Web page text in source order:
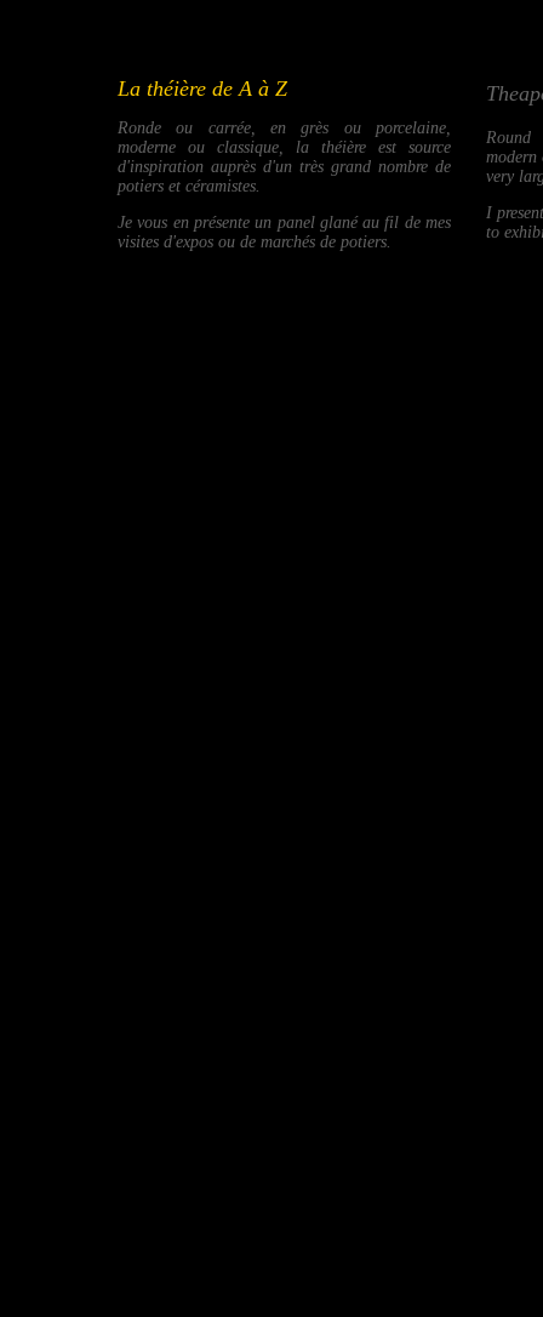
La théière de A à Z
Ronde ou carrée, en grès ou porcelaine,
moderne ou classique, la théière est source
d'inspiration auprès d'un très grand nombre de
potiers et céramistes.
Je vous en présente un panel glané au fil de mes
visites d'expos ou de marchés de potiers.
Round
modern
very
I
to